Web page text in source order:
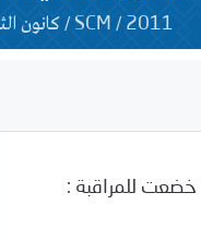
SCM / 2011
/ كانون
خضعت للمراقبة :